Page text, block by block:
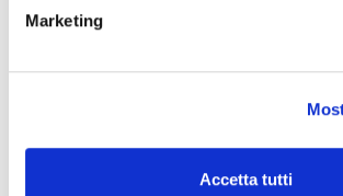
Marketing
Accetta tutti
dal 30 luglio
Vieni a trovarci nei
Bardi (viale Vittorio
Pellegrino (strada